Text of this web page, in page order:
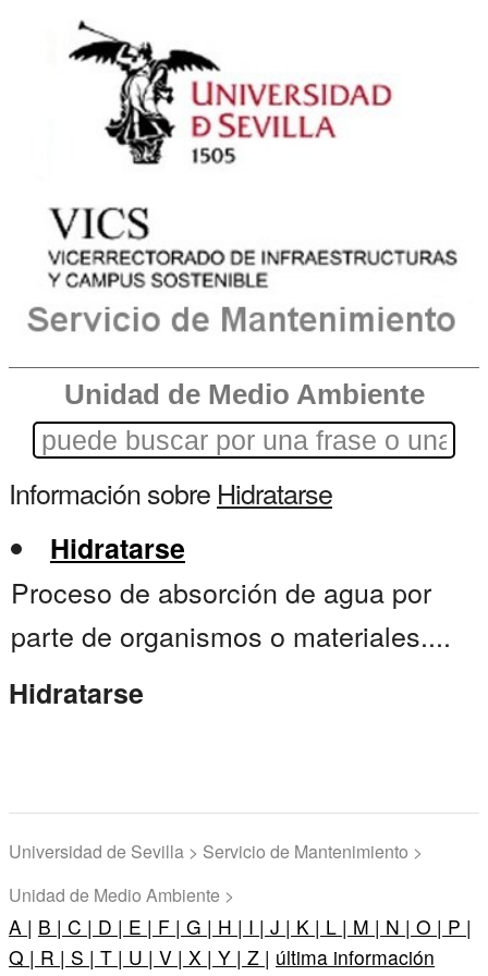
Unidad de Medio Ambiente
Información sobre Hidratarse
Hidratarse
Proceso de absorción de agua por
parte de organismos o materiales....
Hidratarse
Universidad de Sevilla > Servicio de Mantenimiento >
Unidad de Medio Ambiente >
A | B | C | D | E | F | G | H | I | J | K | L | M | N | O | P |
Q | R | S | T | U | V | X | Y | Z | última información